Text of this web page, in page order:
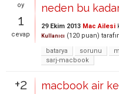
oy
1
cevap
neden bu
29 Ekim 2013 Mac Ailesi
Kullanıcı (120 puan)
batarya
sorunu
sarj-macbook
+2
macbook air